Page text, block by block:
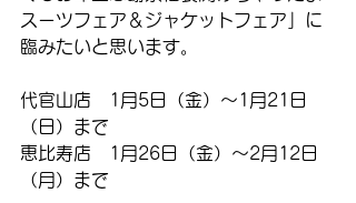
スーツフェア＆ジャケットフェア」に
臨みたいと思います。
代官山店　1月5日（金）〜1月21日
（日）まで
恵比寿店　1月26日（金）〜2月12日
（月）まで